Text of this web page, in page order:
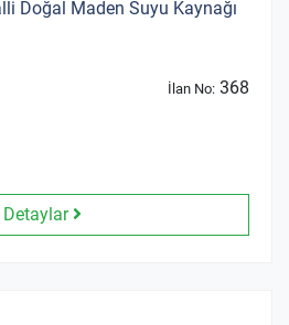
Doğal Maden Suyu Kaynağı
İlan No: 368
Detaylar